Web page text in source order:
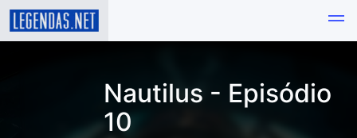
Nautilus - Episódio
10